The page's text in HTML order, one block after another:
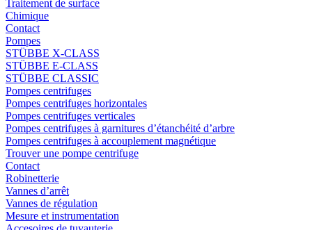
Traitement de surface
Chimique
Contact
Pompes
STÜBBE X-CLASS
STÜBBE E-CLASS
STÜBBE CLASSIC
Pompes centrifuges
Pompes centrifuges horizontales
Pompes centrifuges verticales
Pompes centrifuges à garnitures d’étanchéité d’arbre
Pompes centrifuges à accouplement magnétique
Trouver une pompe centrifuge
Contact
Robinetterie
Vannes d’arrêt
Vannes de régulation
Mesure et instrumentation